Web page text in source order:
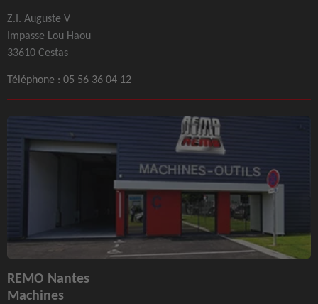
Z.I. Auguste V
Impasse Lou Haou
33610 Cestas
Téléphone : 05 56 36 04 12
REMO Nantes
Machines